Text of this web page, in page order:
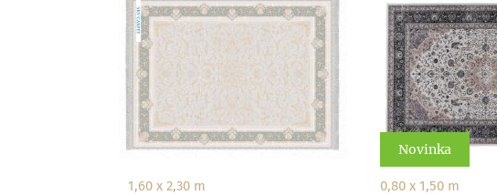
1,60 x 2,30 m
Novinka
0,80 x 1,50 m